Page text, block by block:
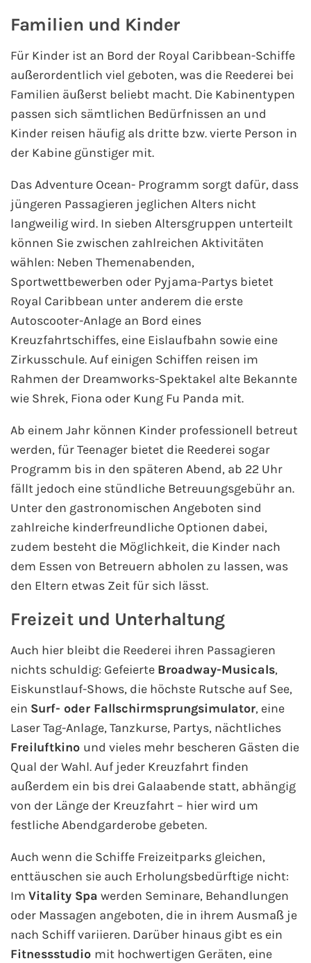
Fähre nach Finnland
Fähre nach England
Fähre nach Litauen
Fähre nach Lettland
Wissenswertes
Kreuzfahrt-Newsletter
Kreuzfahrt-Kalender
Kreuzfahrt-Bücher
Kreuzfahrt gewinnen
Kreuzfahrt-Quiz
Reiseversicherungen
Flug buchen
Kreuzfahrt-Themen
Kreuzfahrt buchen
Familien und Kinder
Für Kinder ist an Bord der Royal Caribbean-Schiffe
außerordentlich viel geboten, was die Reederei bei
Familien äußerst beliebt macht. Die Kabinentypen
passen sich sämtlichen Bedürfnissen an und
Kinder reisen häufig als dritte bzw. vierte Person in
der Kabine günstiger mit.
Das Adventure Ocean- Programm sorgt dafür, dass
jüngeren Passagieren jeglichen Alters nicht
langweilig wird. In sieben Altersgruppen unterteilt
können Sie zwischen zahlreichen Aktivitäten
wählen: Neben Themenabenden,
Sportwettbewerben oder Pyjama-Partys bietet
Royal Caribbean unter anderem die erste
Autoscooter-Anlage an Bord eines
Kreuzfahrtschiffes, eine Eislaufbahn sowie eine
Zirkusschule. Auf einigen Schiffen reisen im
Rahmen der Dreamworks-Spektakel alte Bekannte
wie Shrek, Fiona oder Kung Fu Panda mit.
Ab einem Jahr können Kinder professionell betreut
werden, für Teenager bietet die Reederei sogar
Programm bis in den späteren Abend, ab 22 Uhr
fällt jedoch eine stündliche Betreuungsgebühr an.
Unter den gastronomischen Angeboten sind
zahlreiche kinderfreundliche Optionen dabei,
zudem besteht die Möglichkeit, die Kinder nach
dem Essen von Betreuern abholen zu lassen, was
den Eltern etwas Zeit für sich lässt.
Freizeit und Unterhaltung
Auch hier bleibt die Reederei ihren Passagieren
nichts schuldig: Gefeierte Broadway-Musicals,
Eiskunstlauf-Shows, die höchste Rutsche auf See,
ein Surf- oder Fallschirmsprungsimulator, eine
Laser Tag-Anlage, Tanzkurse, Partys, nächtliches
Freiluftkino und vieles mehr bescheren Gästen die
Qual der Wahl. Auf jeder Kreuzfahrt finden
außerdem ein bis drei Galaabende statt, abhängig
von der Länge der Kreuzfahrt – hier wird um
festliche Abendgarderobe gebeten.
Auch wenn die Schiffe Freizeitparks gleichen,
enttäuschen sie auch Erholungsbedürftige nicht:
Im Vitality Spa werden Seminare, Behandlungen
oder Massagen angeboten, die in ihrem Ausmaß je
nach Schiff variieren. Darüber hinaus gibt es ein
Fitnessstudio mit hochwertigen Geräten, eine